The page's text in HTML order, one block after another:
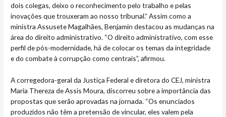
dois colegas, deixo o reconhecimento pelo trabalho e pelas
inovações que trouxeram ao nosso tribunal.” Assim como a
ministra Assusete Magalhães, Benjamin destacou as mudanças na
área do direito administrativo. “O direito administrativo, com esse
perfil de pós-modernidade, há de colocar os temas da integridade
e do combate à corrupção como centrais”, afirmou.
A corregedora-geral da Justiça Federal e diretora do CEJ, ministra
Maria Thereza de Assis Moura, discorreu sobre a importância das
propostas que serão aprovadas na jornada. “Os enunciados
produzidos não têm a pretensão de vincular, eles valem pela